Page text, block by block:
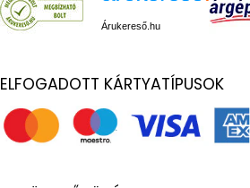
Árukereső.hu
ELFOGADOTT KÁRTYATÍPUSOK